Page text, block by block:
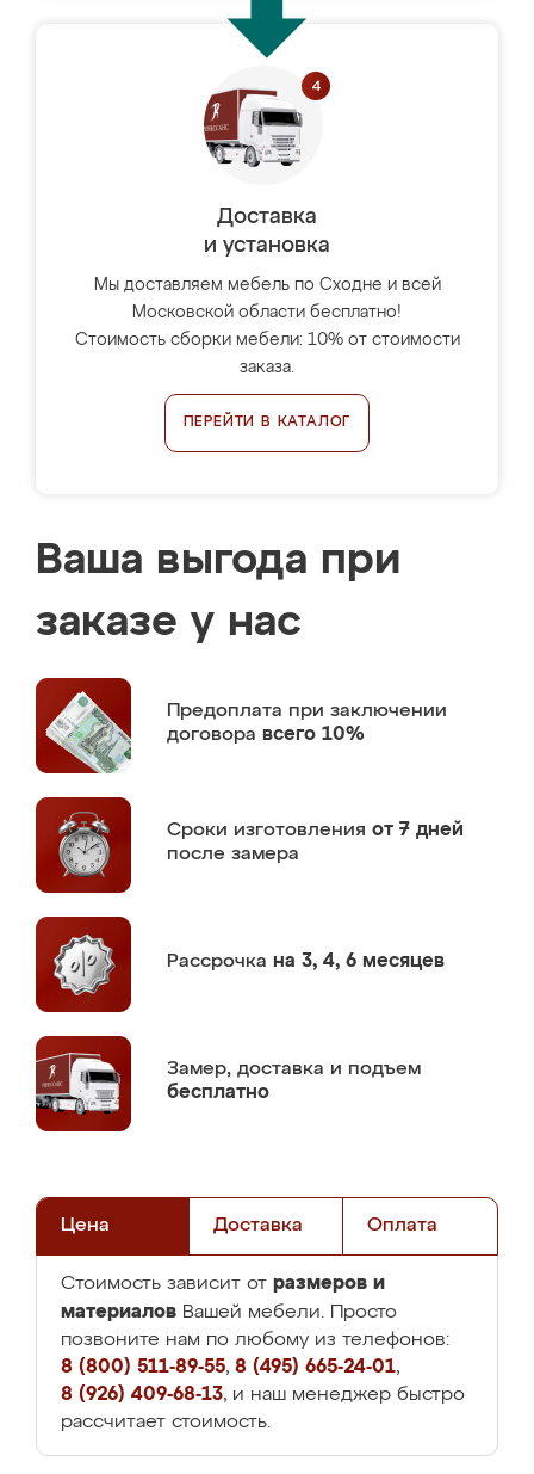
Доставка
и установка
Мы доставляем мебель по Сходне и всей
Московской области бесплатно!
Стоимость сборки мебели: 10% от стоимости
заказа.
ПЕРЕЙТИ В КАТАЛОГ
Ваша выгода при
заказе у нас
Предоплата при заключении
договора всего 10%
Сроки изготовления от 7 дней
после замера
Рассрочка на 3, 4, 6 месяцев
Замер, доставка и подъем
бесплатно
Цена Доставка Оплата
Стоимость зависит от размеров и
материалов Вашей мебели. Просто
позвоните нам по любому из телефонов:
8 (800) 511-89-55, 8 (495) 665-24-01,
8 (926) 409-68-13, и наш менеджер быстро
рассчитает стоимость.